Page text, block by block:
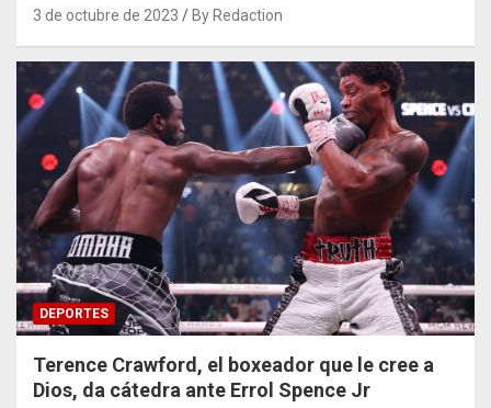
3 de octubre de 2023 By Redaction
DEPORTES
Terence Crawford, el boxeador que le cree a
Dios, da cátedra ante Errol Spence Jr